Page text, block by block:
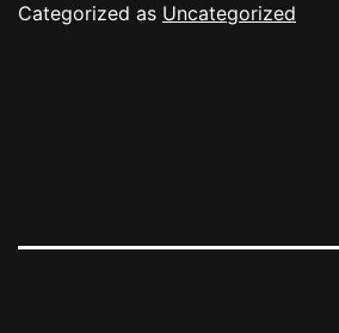
Categorized as Uncategorized